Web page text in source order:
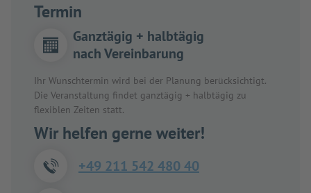
Termin
Ganztägig + halbtägig
nach Vereinbarung
Ihr Wunschtermin wird bei der Planung berücksichtigt.
Die Veranstaltung findet ganztägig + halbtägig zu
flexiblen Zeiten statt.
Wir helfen gerne weiter!
+49 211 542 480 40